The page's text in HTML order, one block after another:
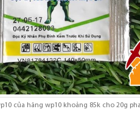
của hãng wp10 khoảng 85k cho 20g